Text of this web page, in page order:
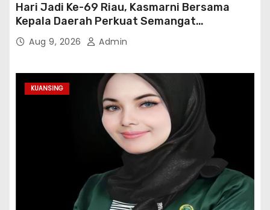
Hari Jadi Ke-69 Riau, Kasmarni Bersama
Kepala Daerah Perkuat Semangat
Membangun Negeri
Aug 9, 2026 Admin
KUANSING